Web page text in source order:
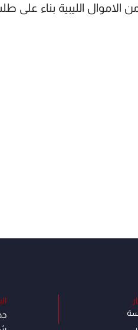
برس انه "تم رفع التجميد عن 100 مليون يورو من الاموال الليبية بناء